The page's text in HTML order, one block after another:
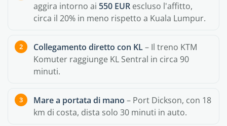
aggira intorno ai 550 EUR escluso l'affitto,
circa il 20% in meno rispetto a Kuala Lumpur.
Collegamento diretto con KL– Il treno KTM
Komuter raggiunge KL Sentral in circa 90
minuti.
Mare a portata di mano – Port Dickson, con 18
km di costa, dista solo 30 minuti in auto.